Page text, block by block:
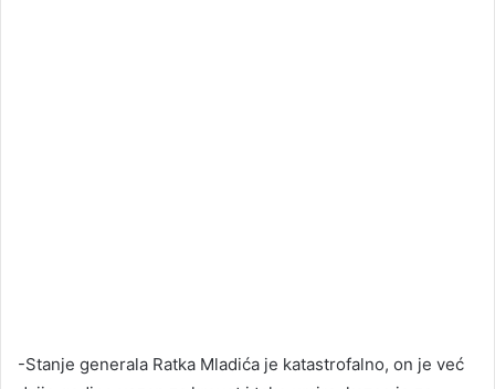
-Stanje generala Ratka Mladića je katastrofalno, on je već